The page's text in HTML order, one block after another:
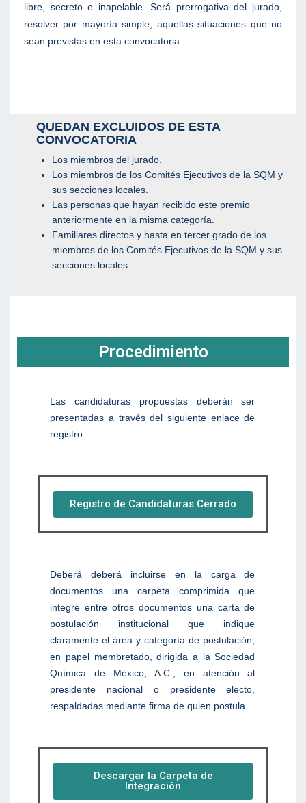
libre, secreto e inapelable. Será prerrogativa del jurado,
resolver por mayoría simple, aquellas situaciones que no
sean previstas en esta convocatoria.
QUEDAN EXCLUIDOS DE ESTA
CONVOCATORIA
Los miembros del jurado.
Los miembros de los Comités Ejecutivos de la SQM y
sus secciones locales.
Las personas que hayan recibido este premio
anteriormente en la misma categoría.
Familiares directos y hasta en tercer grado de los
miembros de los Comités Ejecutivos de la SQM y sus
secciones locales.
Procedimiento
Las candidaturas propuestas deberán ser
presentadas a través del siguiente enlace de
registro:
Registro de Candidaturas Cerrado
Deberá deberá incluirse en la carga de
documentos una carpeta comprimida que
integre entre otros documentos una carta de
postulación institucional que indique
claramente el área y categoría de postulación,
en papel membretado, dirigida a la Sociedad
Química de México, A.C., en atención al
presidente nacional o presidente electo,
respaldadas mediante firma de quien postula.
Descargar la Carpeta de
Integración